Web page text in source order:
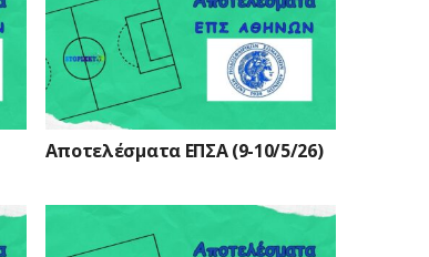
Αποτελέσματα ΕΠΣΑ (9-10/5/26)